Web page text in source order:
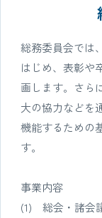
総務委員会では
はじめ、表彰や
画します。さら
大の協力などを
機能するための
す。
事業内容
(1) 総会・諸会